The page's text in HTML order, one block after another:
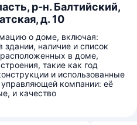
р-н. Балтийский,
д. 10
о доме, включая:
здании, наличие и список
в доме,
такие как год
и использованные
компании: её
и качество